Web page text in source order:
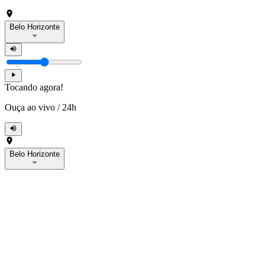
Belo Horizonte
Tocando agora!
Ouça ao vivo / 24h
Belo Horizonte